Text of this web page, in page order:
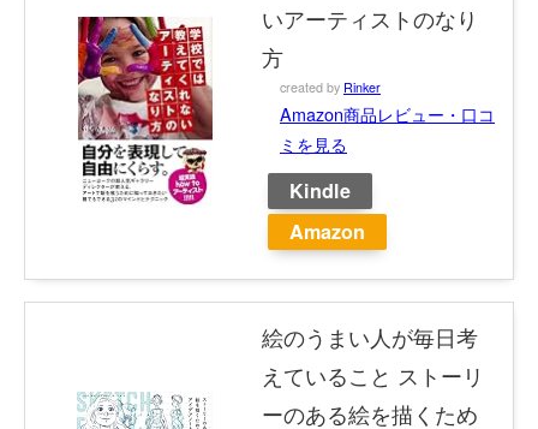
いアーティストのなり
方
created by Rinker
Amazon商品レビュー・口コ
ミを見る
Kindle
Amazon
絵のうまい人が毎日考
えていること ストーリ
ーのある絵を描くため